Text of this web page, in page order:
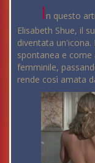
In questo
Elisabeth Shue, il
diventata un'icona.
spontanea e
femminile,
rende così amata